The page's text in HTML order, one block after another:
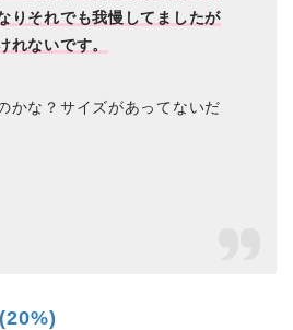
りそれでも我慢してましたが
れないです。
かな？サイズがあってないだ